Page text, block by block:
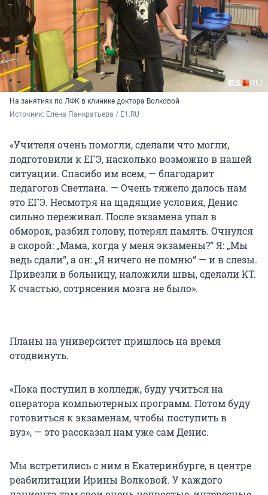
На занятиях по ЛФК в клинике доктора Волковой
Источник: Елена Панкратьева / E1.RU
«Учителя очень помогли, сделали что могли,
подготовили к ЕГЭ, насколько возможно в нашей
ситуации. Спасибо им всем, — благодарит
педагогов Светлана. — Очень тяжело далось нам
это ЕГЭ. Несмотря на щадящие условия, Денис
сильно переживал. После экзамена упал в
обморок, разбил голову, потерял память. Очнулся
в скорой: „Мама, когда у меня экзамены?“ Я: „Мы
ведь сдали“, а он: „Я ничего не помню“ — и в слезы.
Привезли в больницу, наложили швы, сделали КТ.
К счастью, сотрясения мозга не было».
Планы на университет пришлось на время
отодвинуть.
«Пока поступил в колледж, буду учиться на
оператора компьютерных программ. Потом буду
готовиться к экзаменам, чтобы поступить в
вуз», — это рассказал нам уже сам Денис.
Мы встретились с ним в Екатеринбурге, в центре
реабилитации Ирины Волковой. У каждого